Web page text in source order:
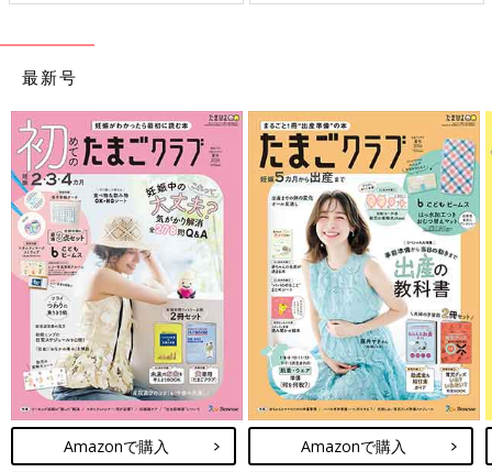
最新号
Amazonで購入 Amazonで購入